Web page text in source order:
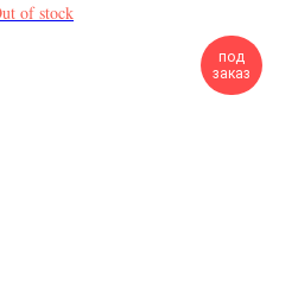
of stock
под
заказ